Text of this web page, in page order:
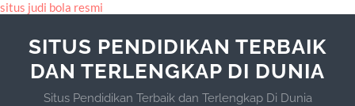
situs judi bola resmi
SITUS PENDIDIKAN TERBAIK
DAN TERLENGKAP DI DUNIA
Situs Pendidikan Terbaik dan Terlengkap Di Dunia